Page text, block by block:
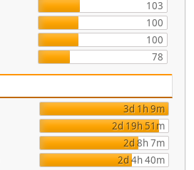
103
100
100
78
3d 1h 9m
2d 19h 51m
2d 8h 7m
2d 4h 40m